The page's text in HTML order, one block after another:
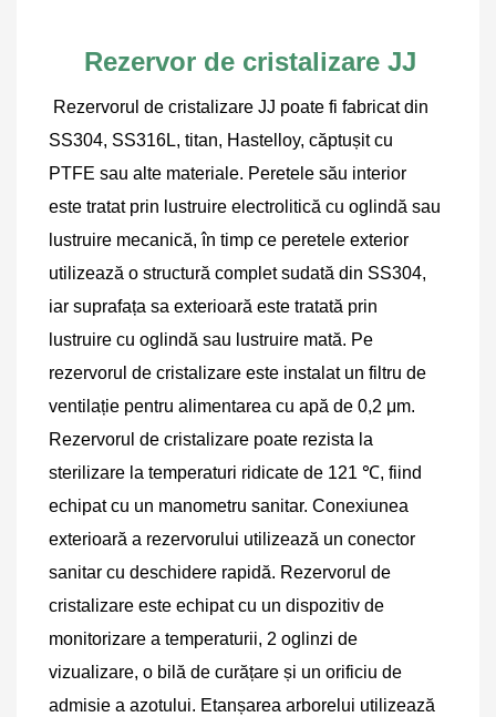
Rezervor de cristalizare JJ
Rezervorul de cristalizare JJ poate fi fabricat din
SS304, SS316L, titan, Hastelloy, căptușit cu
PTFE sau alte materiale. Peretele său interior
este tratat prin lustruire electrolitică cu oglindă sau
lustruire mecanică, în timp ce peretele exterior
utilizează o structură complet sudată din SS304,
iar suprafața sa exterioară este tratată prin
lustruire cu oglindă sau lustruire mată. Pe
rezervorul de cristalizare este instalat un filtru de
ventilație pentru alimentarea cu apă de 0,2 μm.
Rezervorul de cristalizare poate rezista la
sterilizare la temperaturi ridicate de 121 ℃, fiind
echipat cu un manometru sanitar. Conexiunea
exterioară a rezervorului utilizează un conector
sanitar cu deschidere rapidă. Rezervorul de
cristalizare este echipat cu un dispozitiv de
monitorizare a temperaturii, 2 oglinzi de
vizualizare, o bilă de curățare și un orificiu de
admisie a azotului. Etanșarea arborelui utilizează